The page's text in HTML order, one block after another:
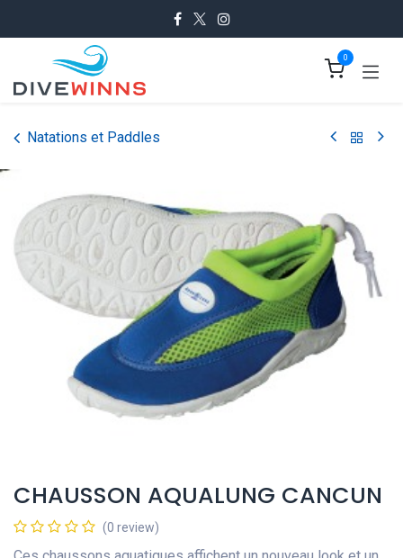
0
Natations et Paddles
CHAUSSON AQUALUNG CANCUN
(0 review)